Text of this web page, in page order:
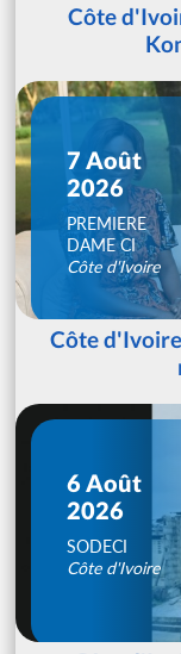
Côte
7 Août
2026
PREMIERE
DAME CI
Côte d'Ivoire
Côte
6 Août
2026
SODECI
Côte d'Ivoire